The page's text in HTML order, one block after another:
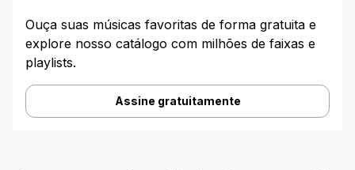
Ouça suas músicas favoritas de forma gratuita e
explore nosso catálogo com milhões de faixas e
playlists.
Assine gratuitamente